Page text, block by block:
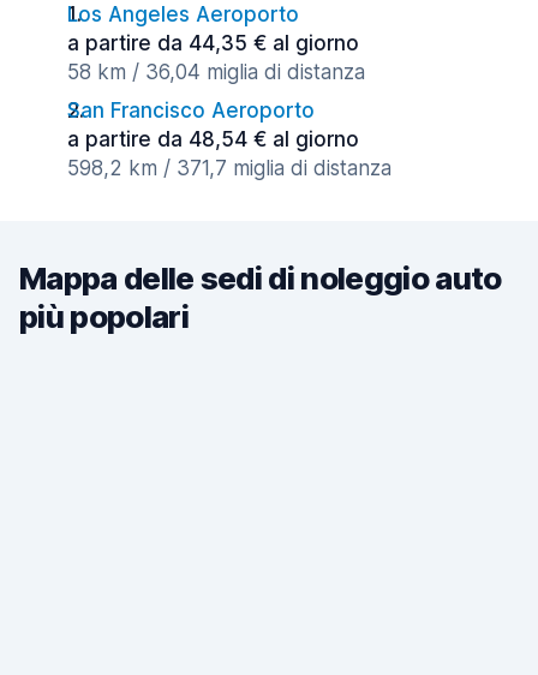
Los Angeles Aeroporto
a partire da 44,35 € al giorno
58 km / 36,04 miglia di distanza
San Francisco Aeroporto
a partire da 48,54 € al giorno
598,2 km / 371,7 miglia di distanza
Mappa delle sedi di noleggio auto
più popolari